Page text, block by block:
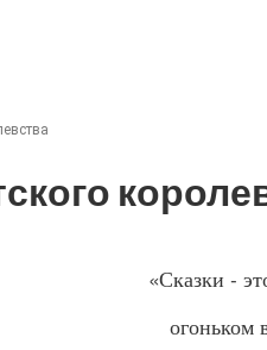
«Сказки -
огоньком